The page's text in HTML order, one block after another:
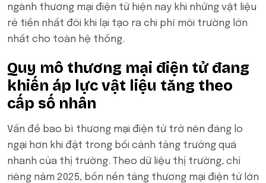
ngành thương mại điện tử hiện nay khi những vật liệu
rẻ tiền nhất đôi khi lại tạo ra chi phí môi trường lớn
nhất cho toàn hệ thống.
Quy mô thương mại điện tử đang
khiến áp lực vật liệu tăng theo
cấp số nhân
Vấn đề bao bì thương mại điện tử trở nên đáng lo
ngại hơn khi đặt trong bối cảnh tăng trưởng quá
nhanh của thị trường. Theo dữ liệu thị trường, chỉ
riêng năm 2025, bốn nền tảng thương mại điện tử lớn